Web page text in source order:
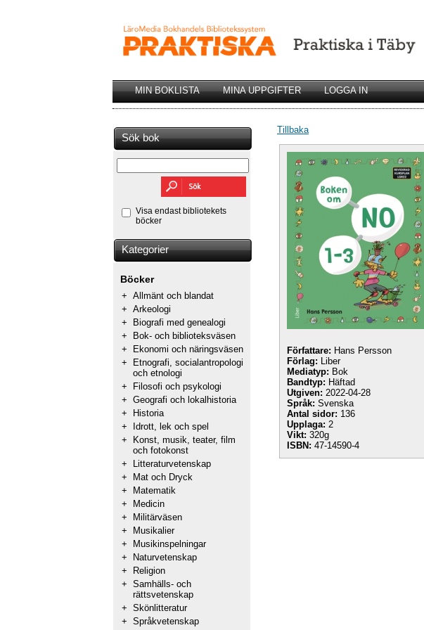
MIN BOKLISTA MINA UPPGIFTER LOGGA IN
Sök bok
Visa endast bibliotekets
böcker
Kategorier
Böcker
+ Allmänt och blandat
+ Arkeologi
+
Biografi med genealogi
+
Bok- och biblioteksväsen
+
Ekonomi och näringsväsen
+
Etnografi, socialantropologi
och etnologi
+
Filosofi och psykologi
+ Geografi och lokalhistoria
+
Historia
+
Idrott, lek och spel
+
Konst, musik, teater, film
och fotokonst
+
Litteraturvetenskap
+
Mat och Dryck
+
Matematik
+
Medicin
+
Militärväsen
+
Musikalier
+
Musikinspelningar
+
Naturvetenskap
+
Religion
+ Samhälls- och
rättsvetenskap
+ Skönlitteratur
+ Språkvetenskap
Tillbaka
Författare: Hans Persson
Förlag: Liber
Mediatyp: Bok
Bandtyp: Häftad
Utgiven: 2022-04-28
Språk: Svenska
Antal sidor: 136
Upplaga: 2
Vikt: 320g
ISBN: 47-14590-4